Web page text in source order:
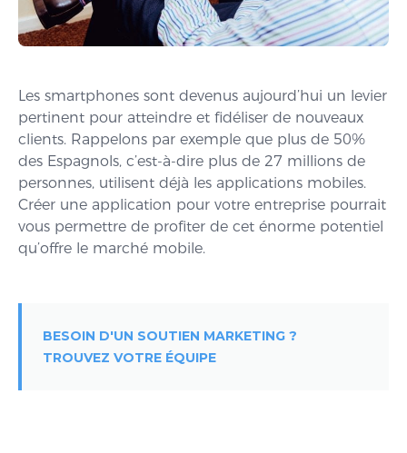
Les smartphones sont devenus aujourd’hui un levier
pertinent pour atteindre et fidéliser de nouveaux
clients. Rappelons par exemple que plus de 50%
des Espagnols, c’est-à-dire plus de 27 millions de
personnes, utilisent déjà les applications mobiles.
Créer une application pour votre entreprise pourrait
vous permettre de profiter de cet énorme potentiel
qu’offre le marché mobile.
BESOIN D'UN SOUTIEN MARKETING ?
TROUVEZ VOTRE ÉQUIPE